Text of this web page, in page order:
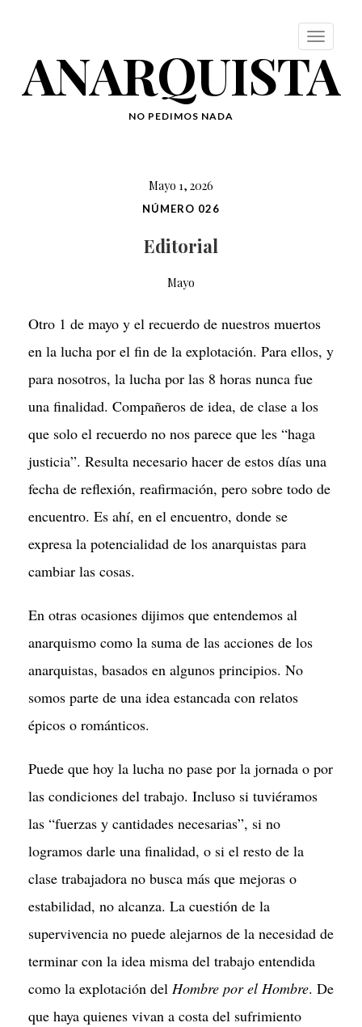
ANARQUISTA
NO PEDIMOS NADA
Mayo 1, 2026
NÚMERO 026
Editorial
Mayo
Otro 1 de mayo y el recuerdo de nuestros muertos
en la lucha por el fin de la explotación. Para ellos, y
para nosotros, la lucha por las 8 horas nunca fue
una finalidad. Compañeros de idea, de clase a los
que solo el recuerdo no nos parece que les “haga
justicia”. Resulta necesario hacer de estos días una
fecha de reflexión, reafirmación, pero sobre todo de
encuentro. Es ahí, en el encuentro, donde se
expresa la potencialidad de los anarquistas para
cambiar las cosas.
En otras ocasiones dijimos que entendemos al
anarquismo como la suma de las acciones de los
anarquistas, basados en algunos principios. No
somos parte de una idea estancada con relatos
épicos o románticos.
Puede que hoy la lucha no pase por la jornada o por
las condiciones del trabajo. Incluso si tuviéramos
las “fuerzas y cantidades necesarias”, si no
logramos darle una finalidad, o si el resto de la
clase trabajadora no busca más que mejoras o
estabilidad, no alcanza. La cuestión de la
supervivencia no puede alejarnos de la necesidad de
terminar con la idea misma del trabajo entendida
como la explotación del Hombre por el Hombre. De
que haya quienes vivan a costa del sufrimiento